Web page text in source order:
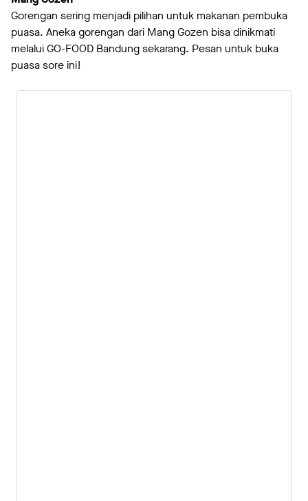
Gorengan sering menjadi pilihan untuk makanan pembuka
puasa. Aneka gorengan dari Mang Gozen bisa dinikmati
melalui GO-FOOD Bandung sekarang. Pesan untuk buka
puasa sore ini!